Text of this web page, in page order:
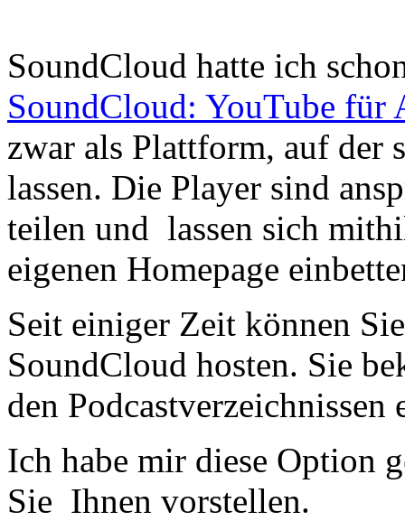
SoundCloud hatte ich
SoundCloud: YouTube für
zwar als Plattform, auf der
lassen. Die Player sind
teilen und lassen sich
eigenen Homepage
Seit einiger Zeit können
SoundCloud hosten. Sie
den
Ich habe mir diese Option
Sie Ihnen vorstellen.